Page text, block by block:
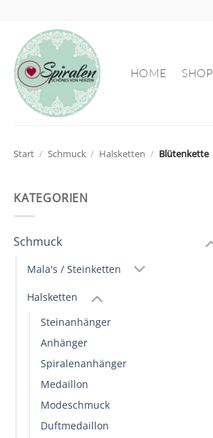
springen
HOME SHOP
Start / Schmuck / Halsketten / Blütenkette
KATEGORIEN
Schmuck
Mala's / Steinketten
Halsketten
Steinanhänger
Anhänger
Spiralenanhänger
Medaillon
Modeschmuck
Duftmedaillon